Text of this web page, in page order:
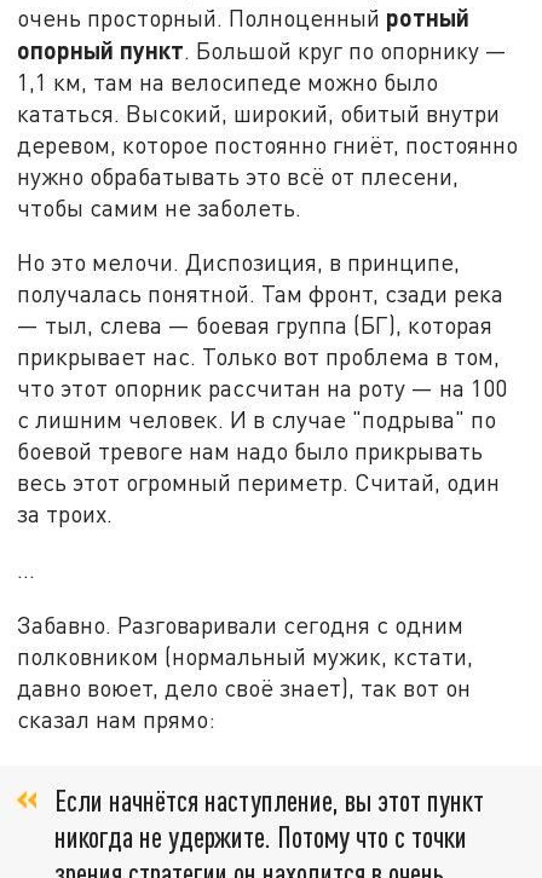
очень просторный. Полноценный ротный
опорный пункт . Большой круг по опорнику —
1,1 км, там на велосипеде можно было
кататься. Высокий, широкий, обитый внутри
деревом, которое постоянно гниёт, постоянно
нужно обрабатывать это всё от плесени,
чтобы самим не заболеть.
Но это мелочи. Диспозиция, в принципе,
получалась понятной. Там фронт, сзади река
— тыл, слева — боевая группа (БГ), которая
прикрывает нас. Только вот проблема в том,
что этот опорник рассчитан на роту — на 100
с лишним человек. И в случае "подрыва" по
боевой тревоге нам надо было прикрывать
весь этот огромный периметр. Считай, один
за троих.
…
Забавно. Разговаривали сегодня с одним
полковником (нормальный мужик, кстати,
давно воюет, дело своё знает), так вот он
сказал нам прямо:
Если начнётся наступление, вы этот пункт
никогда не удержите. Потому что с точки